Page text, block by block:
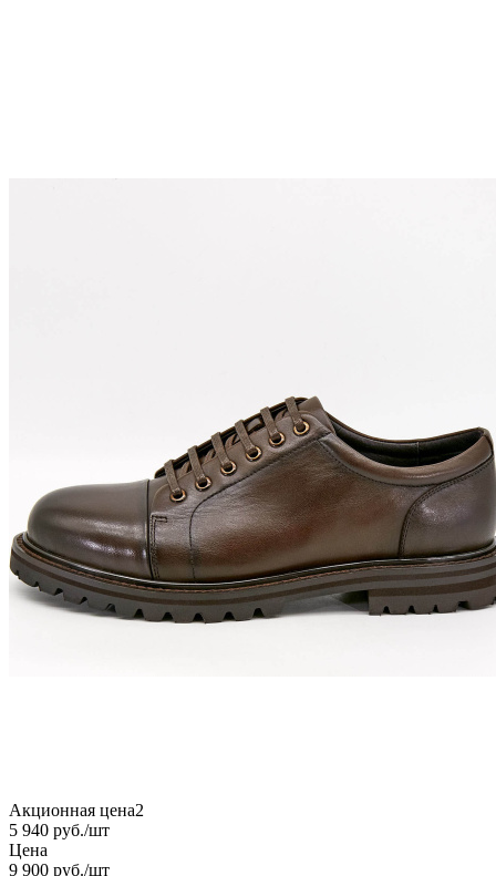
Акционная цена2
5 940 руб./шт
Цена
9 900 руб./шт